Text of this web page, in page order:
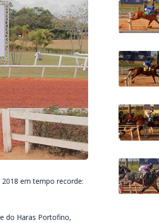
em tempo recorde:
do Haras Portofino,